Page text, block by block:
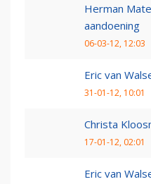
Herman
aandoening
06-03-12, 12:03
Eric van
31-01-12, 10:01
Christa
17-01-12, 02:01
Eric van